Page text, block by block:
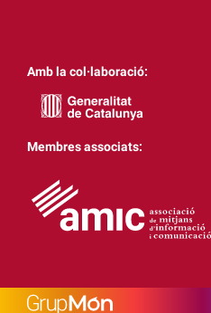
Amb la col·laboració:
Membres associats: